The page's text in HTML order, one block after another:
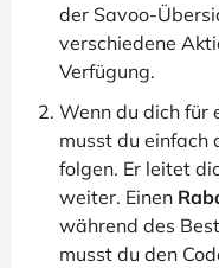
der Savoo-
verschiedene
Verfügung.
Wenn du dich für
musst du einfach
folgen. Er leitet
weiter. Einen
während des
musst du den